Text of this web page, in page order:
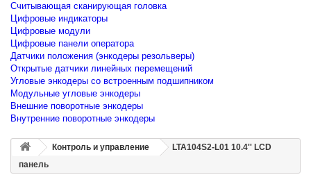
Считывающая сканирующая головка
Цифровые индикаторы
Цифровые модули
Цифровые панели оператора
Датчики положения (энкодеры резольверы)
Открытые датчики линейных перемещений
Угловые энкодеры со встроенным подшипником
Модульные угловые энкодеры
Внешние поворотные энкодеры
Внутренние поворотные энкодеры
Контроль и управление
LTA104S2-L01 10.4'' LCD
панель